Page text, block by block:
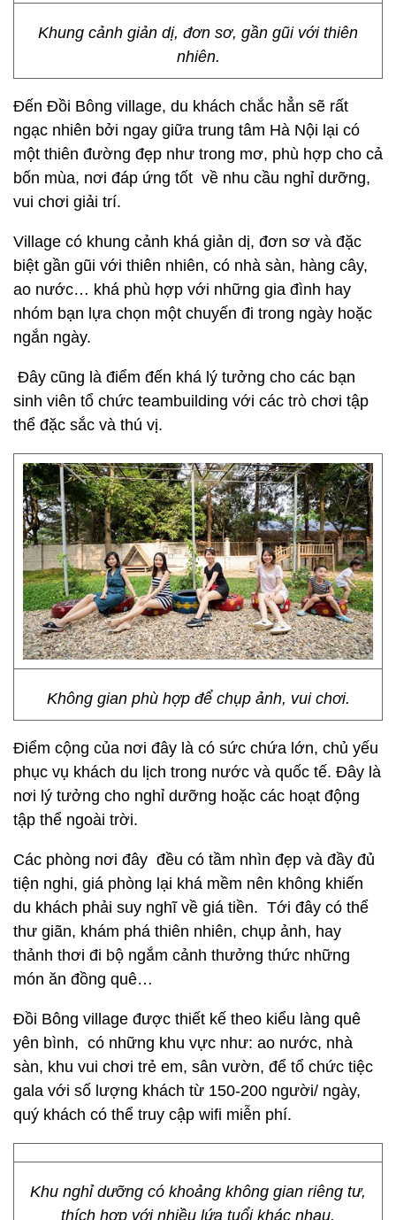
Khung cảnh giản dị, đơn sơ, gần gũi với thiên
nhiên.
Đến Đồi Bông village, du khách chắc hẳn sẽ rất
ngạc nhiên bởi ngay giữa trung tâm Hà Nội lại có
một thiên đường đẹp như trong mơ, phù hợp cho cả
bốn mùa, nơi đáp ứng tốt về nhu cầu nghỉ dưỡng,
vui chơi giải trí.
Village có khung cảnh khá giản dị, đơn sơ và đặc
biệt gần gũi với thiên nhiên, có nhà sàn, hàng cây,
ao nước… khá phù hợp với những gia đình hay
nhóm bạn lựa chọn một chuyến đi trong ngày hoặc
ngắn ngày.
Đây cũng là điểm đến khá lý tưởng cho các bạn
sinh viên tổ chức teambuilding với các trò chơi tập
thể đặc sắc và thú vị.
Không gian phù hợp để chụp ảnh, vui chơi.
Điểm cộng của nơi đây là có sức chứa lớn, chủ yếu
phục vụ khách du lịch trong nước và quốc tế. Đây là
nơi lý tưởng cho nghỉ dưỡng hoặc các hoạt động
tập thể ngoài trời.
Các phòng nơi đây đều có tầm nhìn đẹp và đầy đủ
tiện nghi, giá phòng lại khá mềm nên không khiến
du khách phải suy nghĩ về giá tiền. Tới đây có thể
thư giãn, khám phá thiên nhiên, chụp ảnh, hay
thảnh thơi đi bộ ngắm cảnh thưởng thức những
món ăn đồng quê…
Đồi Bông village được thiết kế theo kiểu làng quê
yên bình, có những khu vực như: ao nước, nhà
sàn, khu vui chơi trẻ em, sân vườn, để tổ chức tiệc
gala với số lượng khách từ 150-200 người/ ngày,
quý khách có thể truy cập wifi miễn phí.
Khu nghỉ dưỡng có khoảng không gian riêng tư,
thích hợp với nhiều lứa tuổi khác nhau.